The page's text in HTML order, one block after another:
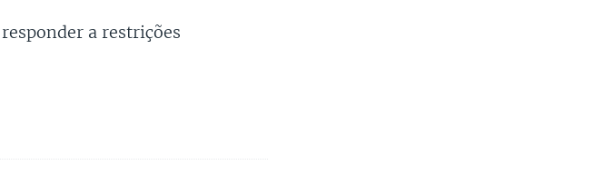
a restrições